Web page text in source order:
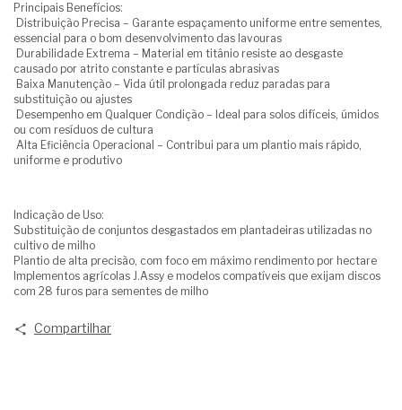
Principais Benefícios:
Distribuição Precisa – Garante espaçamento uniforme entre sementes,
essencial para o bom desenvolvimento das lavouras
Durabilidade Extrema – Material em titânio resiste ao desgaste
causado por atrito constante e partículas abrasivas
Baixa Manutenção – Vida útil prolongada reduz paradas para
substituição ou ajustes
Desempenho em Qualquer Condição – Ideal para solos difíceis, úmidos
ou com resíduos de cultura
Alta Eficiência Operacional – Contribui para um plantio mais rápido,
uniforme e produtivo
Indicação de Uso:
Substituição de conjuntos desgastados em plantadeiras utilizadas no
cultivo de milho
Plantio de alta precisão, com foco em máximo rendimento por hectare
Implementos agrícolas J.Assy e modelos compatíveis que exijam discos
com 28 furos para sementes de milho
Compartilhar